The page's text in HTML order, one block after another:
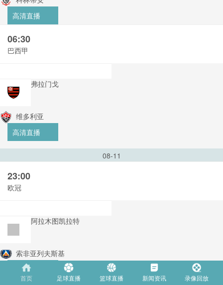
高清直播
06:30
巴西甲
弗拉门戈
维多利亚
高清直播
08-11
23:00
欧冠
阿拉木图凯拉特
索非亚列夫斯基
高清直播
首页 足球直播 篮球直播 新闻资讯 录像回放